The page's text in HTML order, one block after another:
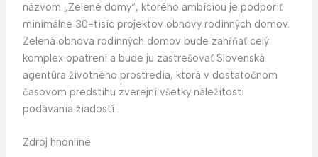
názvom „Zelené domy“, ktorého ambíciou je podporiť
minimálne 30-tisíc projektov obnovy rodinných domov.
Zelená obnova rodinných domov bude zahŕňať celý
komplex opatrení a bude ju zastrešovať Slovenská
agentúra životného prostredia, ktorá v dostatočnom
časovom predstihu zverejní všetky náležitosti
podávania žiadostí .
Zdroj hnonline